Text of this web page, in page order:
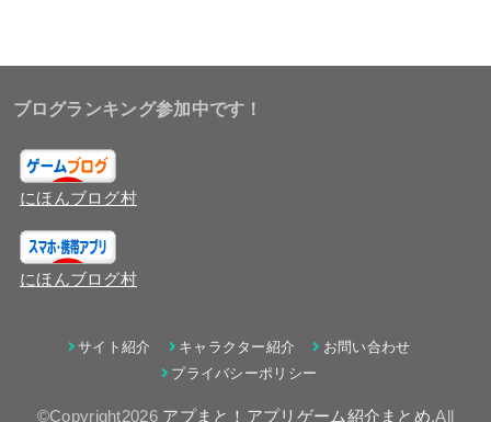
ブログランキング参加中です！
にほんブログ村
にほんブログ村
サイト紹介 キャラクター紹介
お問い合わせ
プライバシーポリシー
©Copyright2026 アプまと！アプリゲーム紹介まとめ.All